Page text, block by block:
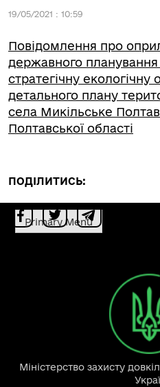
19/05/2021 : 10:59
Повідомлення про
державного планування
стратегічну екологічну
детального плану
села Микільське
Полтавської області
ПОДІЛИТИСЬ:
Primary Menu
Міністерство захисту